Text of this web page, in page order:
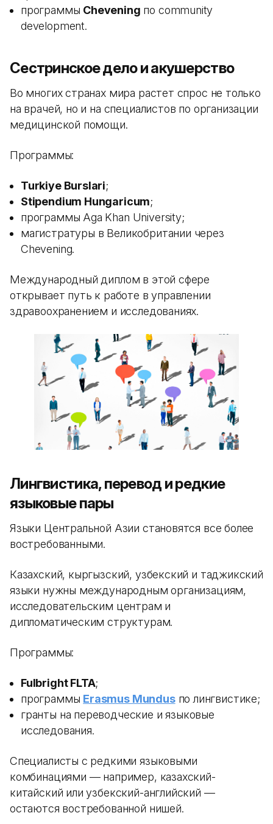
программы Chevening по community
development.
Сестринское дело и акушерство
Во многих странах мира растет спрос не только
на врачей, но и на специалистов по организации
медицинской помощи.
Программы:
Turkiye Burslari;
Stipendium Hungaricum;
программы Aga Khan University;
магистратуры в Великобритании через
Chevening.
Международный диплом в этой сфере
открывает путь к работе в управлении
здравоохранением и исследованиях.
Лингвистика, перевод и редкие
языковые пары
Языки Центральной Азии становятся все более
востребованными.
Казахский, кыргызский, узбекский и таджикский
языки нужны международным организациям,
исследовательским центрам и
дипломатическим структурам.
Программы:
Fulbright FLTA;
программы Erasmus Mundusпо лингвистике;
гранты на переводческие и языковые
исследования.
Специалисты с редкими языковыми
комбинациями — например, казахский-
китайский или узбекский-английский —
остаются востребованной нишей.